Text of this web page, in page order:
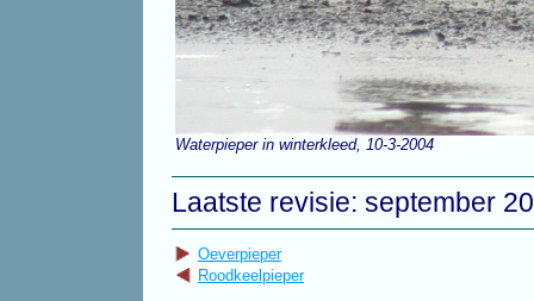
Waterpieper in winterkleed, 10-3-2004
Laatste revisie: september
Oeverpieper
Roodkeelpieper